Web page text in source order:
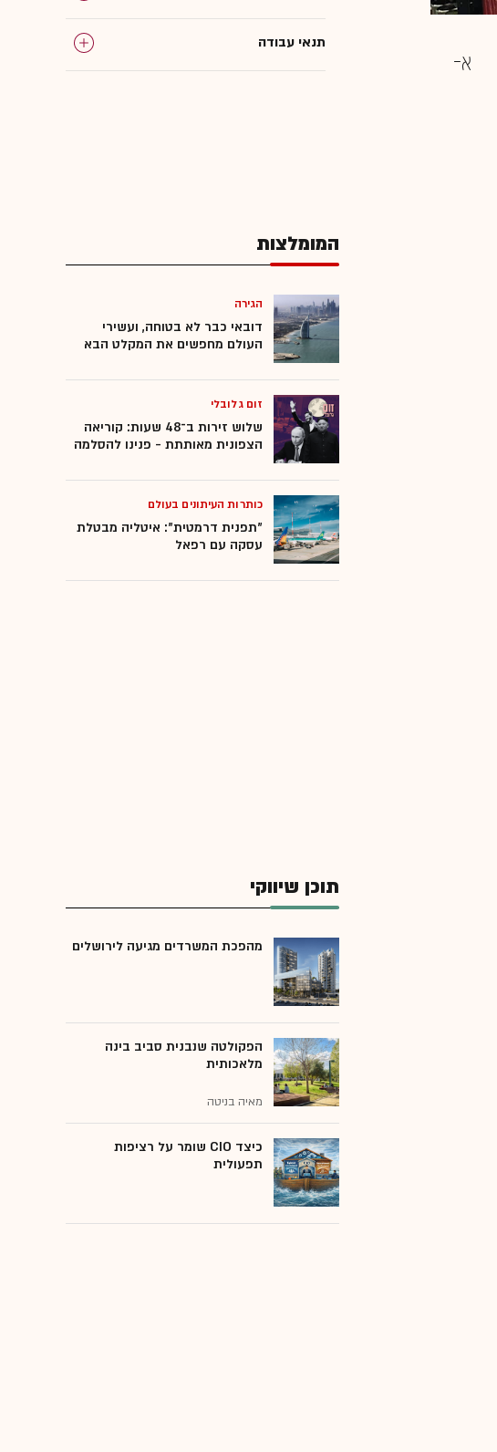
תנאי עבודה
המומלצות
הגירה
דובאי כבר לא בטוחה, ועשירי
העולם מחפשים את המקלט הבא
זום גלובלי
שלוש זירות ב־48 שעות: קוריאה
הצפונית מאותתת - פנינו להסלמה
כותרות העיתונים בעולם
"תפנית דרמטית": איטליה מבטלת
עסקה עם רפאל
תוכן שיווקי
מהפכת המשרדים מגיעה לירושלים
הפקולטה שנבנית סביב בינה
מלאכותית
מאיה בניטה
כיצד CIO שומר על רציפות
תפעולית